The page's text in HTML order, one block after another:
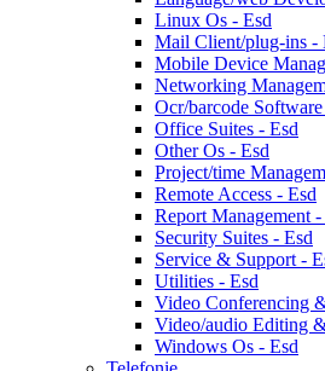
Linux Os - Esd
Mail Client/plug-ins -
Mobile Device
Networking
Ocr/barcode
Office Suites - Esd
Other Os - Esd
Project/time
Remote Access - Esd
Report Management -
Security Suites - Esd
Service & Support -
Utilities - Esd
Video Conferencing
Video/audio Editing
Windows Os - Esd